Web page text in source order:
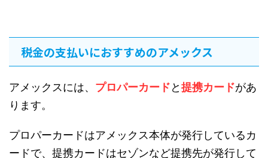
税金の支払いにおすすめのアメックス
アメックスには、 プロパーカードと提携カードがあ
ります。
プロパーカードはアメックス本体が発行しているカ
ードで、提携カードはセゾンなど提携先が発行して